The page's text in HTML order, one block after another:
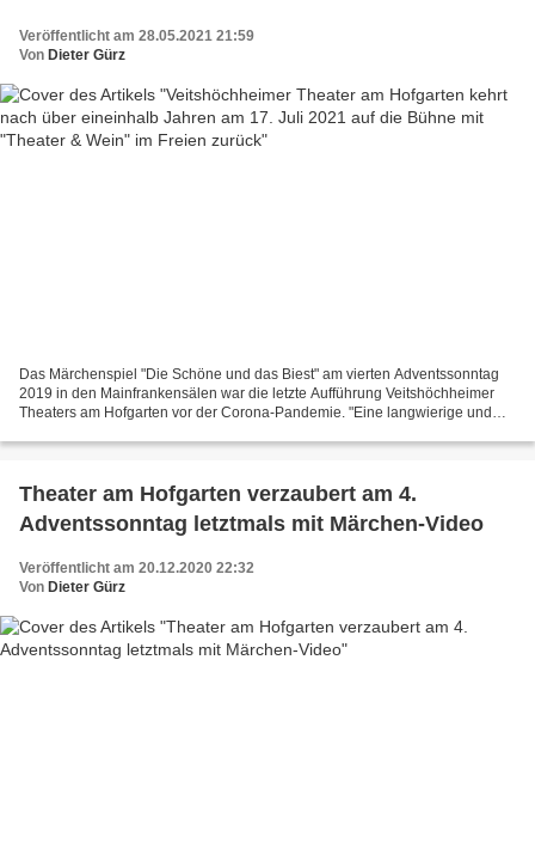
Veröffentlicht am 28.05.2021 21:59
Von Dieter Gürz
Das Märchenspiel "Die Schöne und das Biest" am vierten Adventssonntag
2019 in den Mainfrankensälen war die letzte Aufführung Veitshöchheimer
Theaters am Hofgarten vor der Corona-Pandemie. "Eine langwierige und
Theater am Hofgarten verzaubert am 4.
Adventssonntag letztmals mit Märchen-Video
Veröffentlicht am 20.12.2020 22:32
Von Dieter Gürz